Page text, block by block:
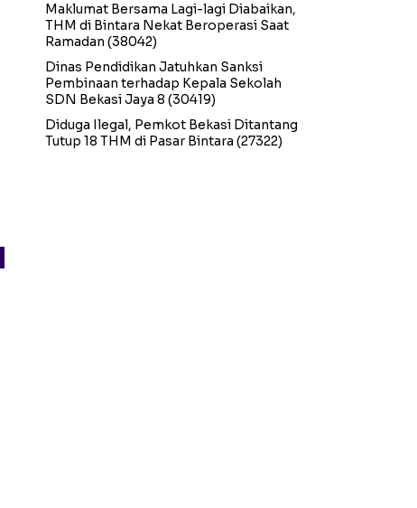
Maklumat Bersama Lagi-lagi Diabaikan,
THM di Bintara Nekat Beroperasi Saat
Ramadan (38042)
Dinas Pendidikan Jatuhkan Sanksi
Pembinaan terhadap Kepala Sekolah
SDN Bekasi Jaya 8 (30419)
Diduga Ilegal, Pemkot Bekasi Ditantang
Tutup 18 THM di Pasar Bintara (27322)